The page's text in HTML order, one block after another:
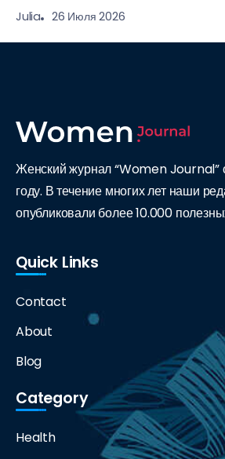
Julia 26 Июля 2026
Женский журнал “Women Journal”
году. В течение многих лет наши
опубликовали более 10.000
Quick Links
Contact
About
Blog
Category
Health